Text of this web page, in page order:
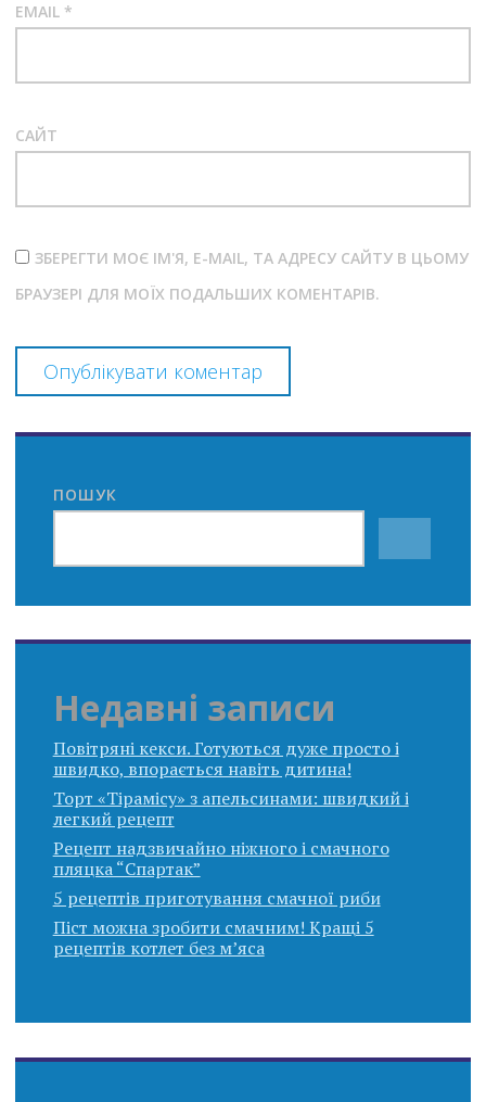
EMAIL *
САЙТ
ЗБЕРЕГТИ МОЄ ІМ'Я, E-MAIL, ТА АДРЕСУ САЙТУ В ЦЬОМУ
БРАУЗЕРІ ДЛЯ МОЇХ ПОДАЛЬШИХ КОМЕНТАРІВ.
ПОШУК
Недавні записи
Повітряні кекси. Готуються дуже просто і
швидко, впорається навіть дитина!
Торт «Тірамісу» з апельсинами: швидкий і
легкий рецепт
Рецепт надзвичайно ніжного і смачного
пляцка “Спартак”
5 рецептів приготування смачної риби
Піст можна зробити смачним! Кращі 5
рецептів котлет без м’яса